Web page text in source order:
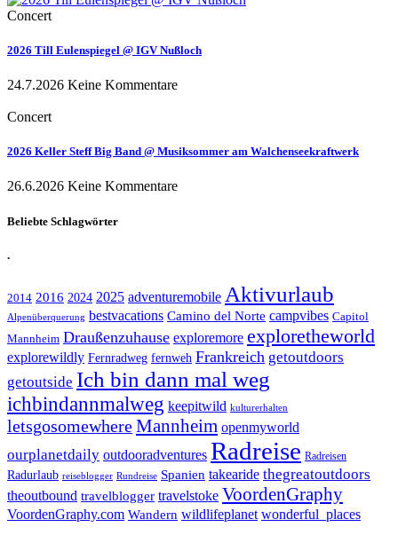
Concert
2026 Till Eulenspiegel @ IGV Nußloch
24.7.2026 Keine Kommentare
Concert
2026 Keller Steff Big Band @ Musiksommer am Walchenseekraftwerk
26.6.2026 Keine Kommentare
Beliebte Schlagwörter
.
2014 2016 2024 2025 adventuremobile Aktivurlaub
Alpenüberquerung bestvacations Camino del Norte campvibes Capitol
Mannheim Draußenzuhause exploremore exploretheworld
explorewildly Fernradweg fernweh Frankreich getoutdoors
getoutside Ich bin dann mal weg
ichbindannmalweg keepitwild kulturerhalten
letsgosomewhereMannheim openmyworld
ourplanetdaily outdooradventures Radreise Radreisen
Radurlaub reiseblogger Rundreise Spanien takearide thegreatoutdoors
theoutbound travelblogger travelstoke VoordenGraphy
VoordenGraphy.com Wandern wildlifeplanet wonderful_places